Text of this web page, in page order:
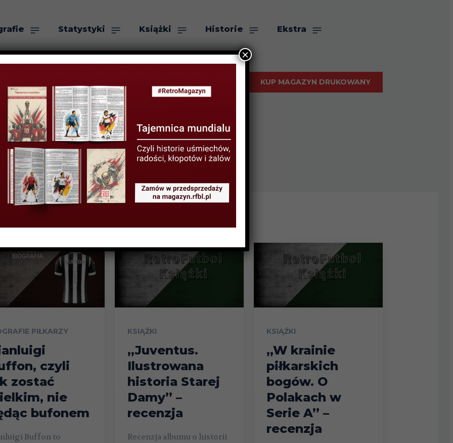
Statystyki Książki Historie Ekstra
KUP MAGAZYN DRUKOWANY
PIŁKARZY
czyli
zostać
nie
bufonem
Buffon to
KSIĄŻKI
„Juventus.
Ilustrowana
historia Starej
Damy” –
recenzja
Recenzja albumu o historii
KSIĄŻKI
„W krainie
piłkarskich
bogów. O
Polakach w
Serie A” –
recenzja
×